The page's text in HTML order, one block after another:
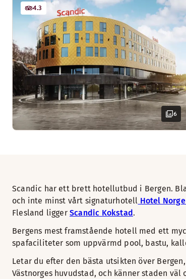
6
4.3
Scandic har ett brett hotellutbud i Bergen.
och inte minst vårt signaturhotell Hotel
Flesland liggerScandic Kokstad.
Bergens mest framstående hotell med ett
spafaciliteter som uppvärmd pool, bastu,
Letar du efter den bästa utsikten över
Västnorges huvudstad, och känner staden